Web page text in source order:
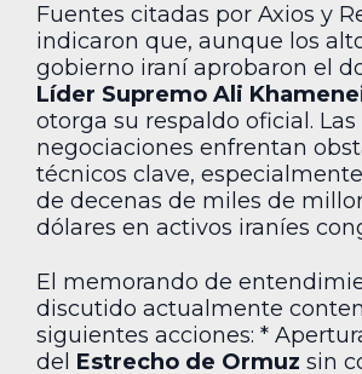
Fuentes citadas por Axios y
indicaron que, aunque los
gobierno iraní aprobaron el
Líder Supremo Ali
otorga su respaldo oficial. Las
negociaciones enfrentan
técnicos clave,
de decenas de miles de
dólares en activos iraníes
El memorando de
discutido actualmente
siguientes acciones: *
del Estrecho de Ormuz sin